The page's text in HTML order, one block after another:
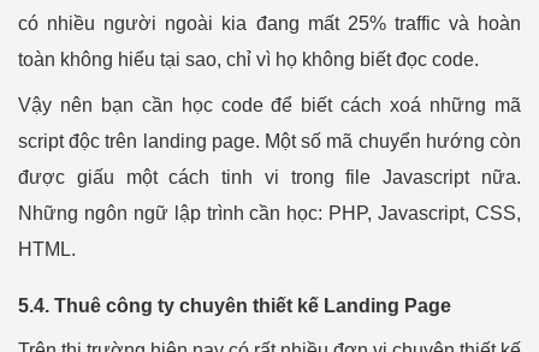
có nhiều người ngoài kia đang mất 25% traffic và hoàn
toàn không hiểu tại sao, chỉ vì họ không biết đọc code.
Vậy nên bạn cần học code để biết cách xoá những mã
script độc trên landing page. Một số mã chuyển hướng còn
được giấu một cách tinh vi trong file Javascript nữa.
Những ngôn ngữ lập trình cần học: PHP, Javascript, CSS,
HTML.
5.4. Thuê công ty chuyên thiết kế Landing Page